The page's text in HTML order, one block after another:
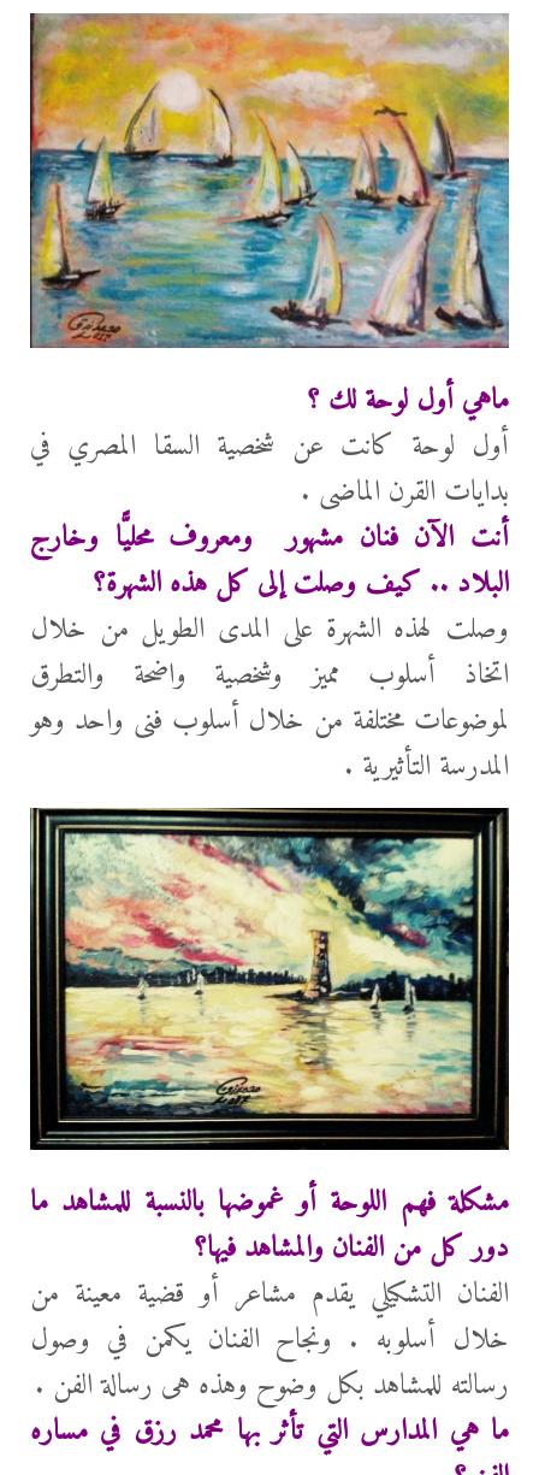
ماهي أول لوحة لك ؟
أول لوحة كانت عن شخصية السقا المصري في
بدايات القرن الماضى .
أنت الآن فنان مشهور ومعروف محليًّا وخارج
البلاد .. كيف وصلت إلى كل هذه الشهرة؟
وصلت لهذه الشهرة على المدى الطويل من خلال
اتخاذ أسلوب مميز وشخصية واضحة والتطرق
لموضوعات مختلفة من خلال أسلوب فنى واحد وهو
المدرسة التأثيرية .
مشكلة فهم اللوحة أو غموضها بالنسبة للمشاهد ما
دور كل من الفنان والمشاهد فيها؟
الفنان التشكيلي يقدم مشاعر أو قضية معينة من
خلال أسلوبه . ونجاح الفنان يكمن في وصول
رسالته للمشاهد بكل وضوح وهذه هى رسالة الفن .
ما هي المدارس التي تأثر بها محمد رزق في مساره